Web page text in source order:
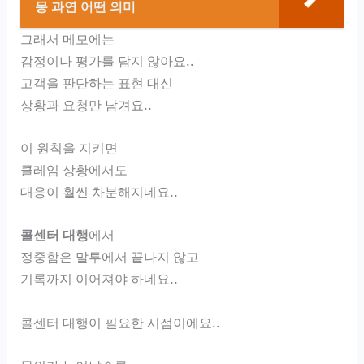
몽 과연 어떤 의미
그래서 메모에는
감정이나 평가를 담지 않아요..
고객을 판단하는 표현 대신
상황과 요청만 남겨요..
이 원칙을 지키면
클레임 상황에서도
대응이 훨씬 차분해지네요..
콜센터 대행에서
정중함은 말투에서 끝나지 않고
기록까지 이어져야 하네요..
콜센터 대행이 필요한 시점이에요..